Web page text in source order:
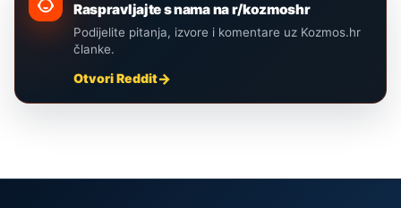
Raspravljajte s nama na r/kozmoshr
Podijelite pitanja, izvore i komentare uz Kozmos.hr
članke.
Otvori Reddit